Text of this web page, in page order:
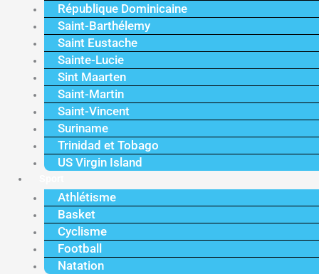
République Dominicaine
Saint-Barthélemy
Saint Eustache
Sainte-Lucie
Sint Maarten
Saint-Martin
Saint-Vincent
Suriname
Trinidad et Tobago
US Virgin Island
Athlétisme
Basket
Cyclisme
Football
Natation